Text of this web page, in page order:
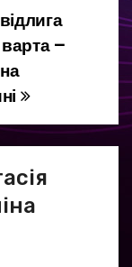
варта –